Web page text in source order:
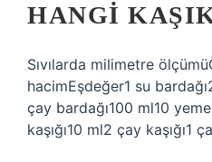
HANGI
Sıvılarda milimetre
hacimEşdeğer1 su
çay bardağı100 ml10
kaşığı10 ml2 çay kaşığı1